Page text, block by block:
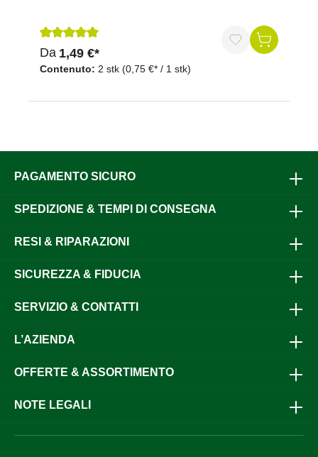
Recensione media di 5 su 5 stelle
Contenuto: 2 stk (0,75 €* / 1 stk)
Da 1,49 €*
PAGAMENTO SICURO
SPEDIZIONE & TEMPI DI CONSEGNA
RESI & RIPARAZIONI
SICUREZZA & FIDUCIA
SERVIZIO & CONTATTI
L’AZIENDA
OFFERTE & ASSORTIMENTO
NOTE LEGALI